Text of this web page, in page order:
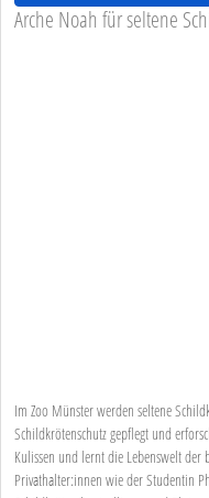
Arche Noah für seltene
Im Zoo Münster werden seltene
Schildkrötenschutz gepflegt und
Kulissen und lernt die Lebenswelt
Privathalter:innen wie der Studentin